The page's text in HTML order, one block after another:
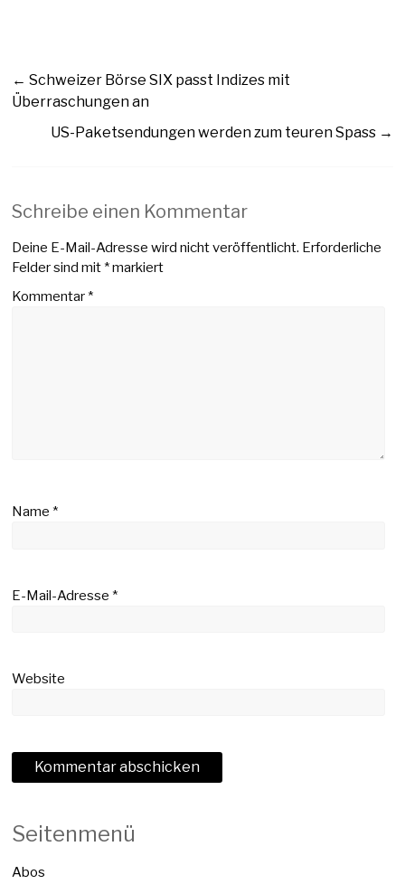
← Schweizer Börse SIX passt Indizes mit
Überraschungen an
US-Paketsendungen werden zum teuren Spass →
Schreibe einen Kommentar
Deine E-Mail-Adresse wird nicht veröffentlicht. Erforderliche
Felder sind mit*markiert
Kommentar*
Name*
E-Mail-Adresse*
Website
Seitenmenü
Abos